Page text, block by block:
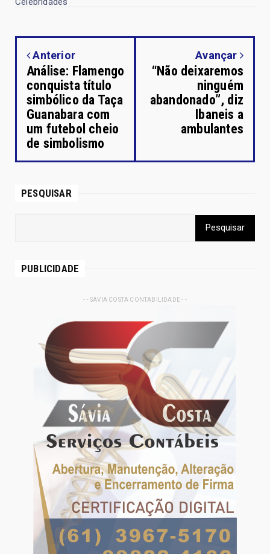
Anterior
Análise: Flamengo
conquista título
simbólico da Taça
Guanabara com
um futebol cheio
de simbolismo
Avançar
“Não deixaremos
ninguém
abandonado”, diz
Ibaneis a
ambulantes
PESQUISAR
PUBLICIDADE
- - SAVIA COSTA CONTABILIDADE - -